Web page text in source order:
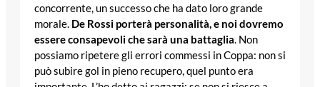
concorrente, un successo che ha dato loro grande
morale. De Rossi porterà personalità, e noi dovremo
essere consapevoli che sarà una battaglia. Non
possiamo ripetere gli errori commessi in Coppa: non si
può subire gol in pieno recupero, quel punto era